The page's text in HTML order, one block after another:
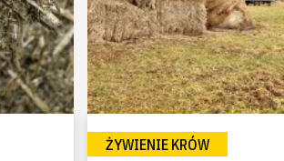
ŻYWIENIE KRÓW